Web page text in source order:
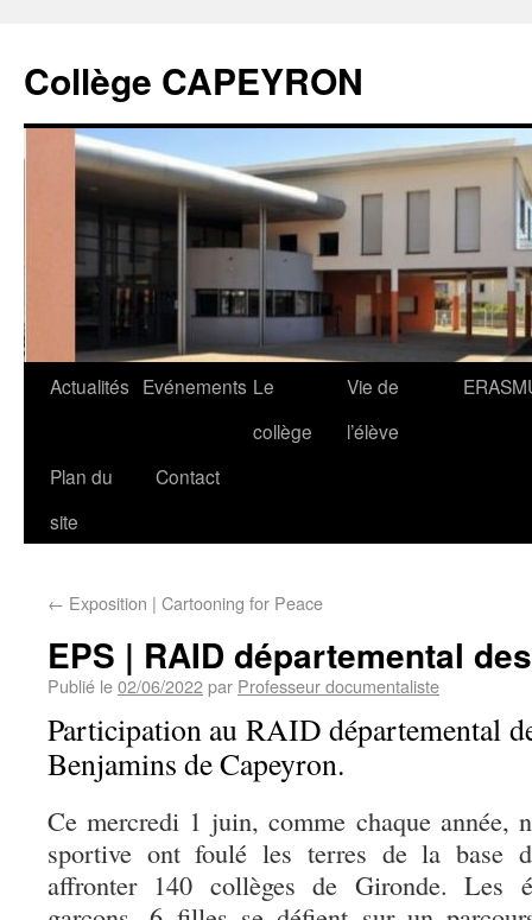
Collège CAPEYRON
Actualités Evénements Le
collège
Vie de
l’élève
Plan du
site
Contact
← Exposition | Cartooning for Peace
EPS | RAID départemental
Publié le02/06/2022par Professeur documentaliste
Participation au RAID départemental
Benjamins de Capeyron.
Ce mercredi 1 juin, comme chaque année,
sportive ont foulé les terres de la base
affronter 140 collèges de Gironde. Les